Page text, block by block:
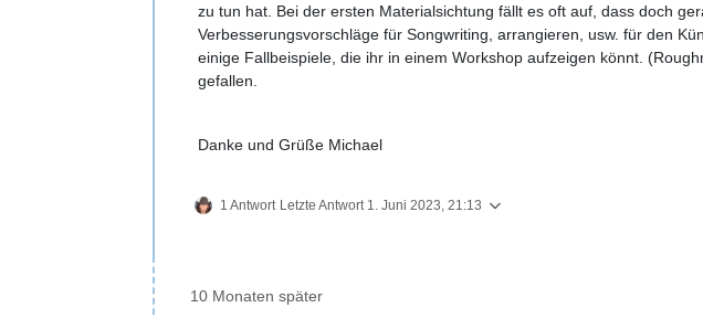
zu tun hat. Bei der ersten Materialsichtung fällt es oft auf, dass doch
Verbesserungsvorschläge für Songwriting, arrangieren, usw. für den
einige Fallbeispiele, die ihr in einem Workshop aufzeigen könnt.
gefallen.
Danke und Grüße Michael
1 Antwort Letzte Antwort 1. Juni 2023, 21:13
10 Monaten später